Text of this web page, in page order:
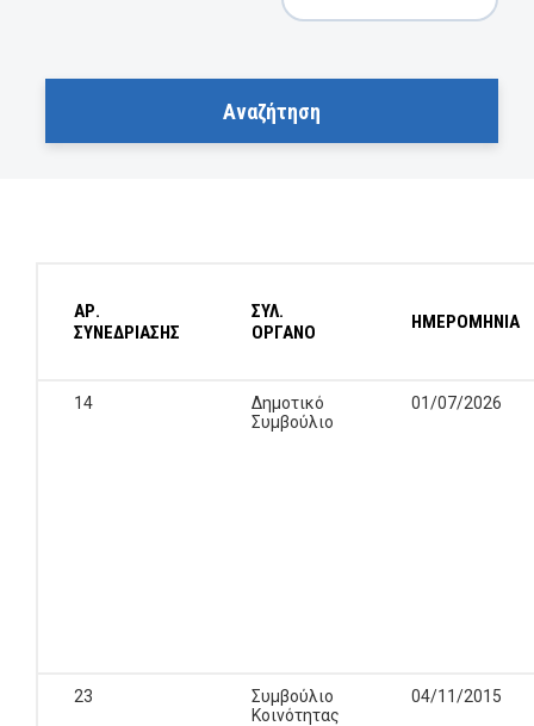
ΑΡ.
ΣΥΝΕΔΡΙΑΣΗΣ
ΣΥΛ.
ΟΡΓΑΝΟ
ΗΜΕΡΟΜΗΝΙΑ
14
Δημοτικό
Συμβούλιο
01/07/2026
23
Συμβούλιο
Κοινότητας
04/11/2015